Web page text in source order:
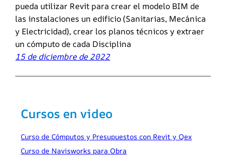
pueda utilizar Revit para crear el modelo BIM de
las instalaciones un edificio (Sanitarias, Mecánica
y Electricidad), crear los planos técnicos y extraer
un cómputo de cada Disciplina
15 de diciembre de 2022
Cursos en video
Curso de Cómputos y Presupuestos con Revit y Qex
Curso de Navisworks para Obra